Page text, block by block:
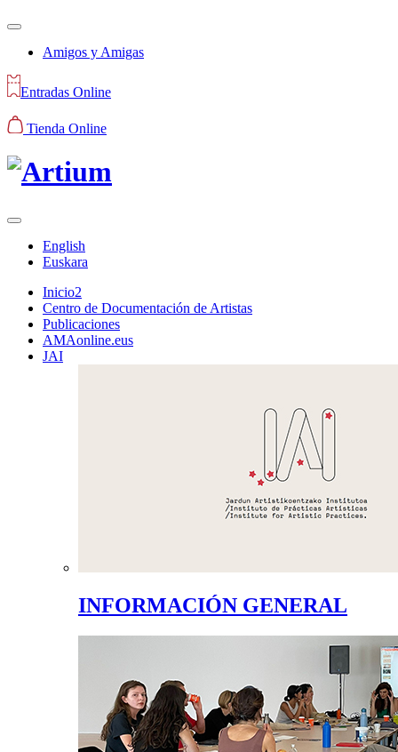
Amigos y Amigas
Entradas Online
Tienda Online
English
Euskara
Inicio2
Centro de Documentación de Artistas
Publicaciones
AMAonline.eus
JAI
INFORMACIÓN GENERAL